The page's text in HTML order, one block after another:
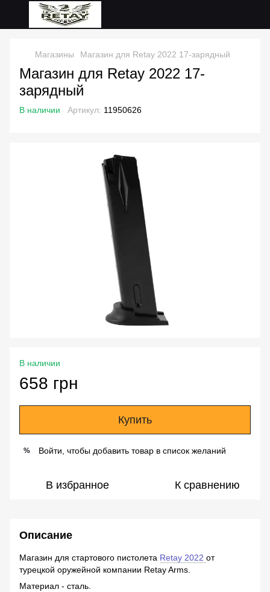
Магазины Магазин для Retay 2022 17-зарядный
Магазин для Retay 2022 17-
зарядный
В наличии Артикул: 11950626
В наличии
658 грн
Купить
% Войти, чтобы добавить товар в список желаний
В избранное К сравнению
Описание
Магазин для стартового пистолета Retay 2022 от
турецкой оружейной компании Retay Arms.
Материал - сталь.